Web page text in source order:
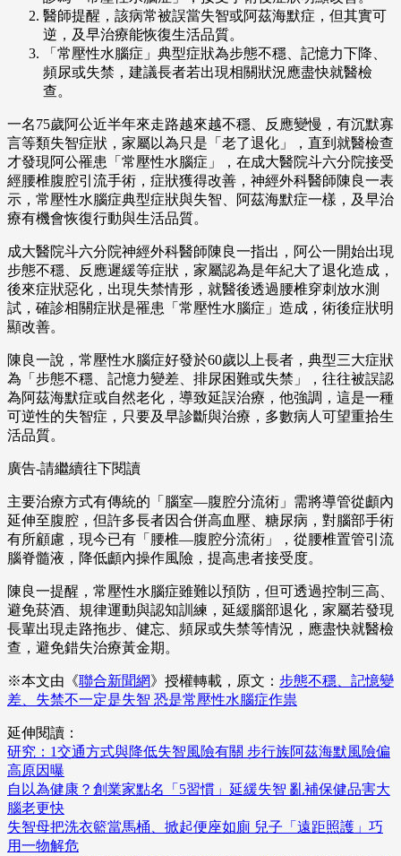
醫師提醒，該病常被誤當失智或阿茲海默症，但其實可
逆，及早治療能恢復生活品質。
「常壓性水腦症」典型症狀為步態不穩、記憶力下降、
頻尿或失禁，建議長者若出現相關狀況應盡快就醫檢
查。
一名75歲阿公近半年來走路越來越不穩、反應變慢，有沉默寡
言等類失智症狀，家屬以為只是「老了退化」，直到就醫檢查
才發現阿公罹患「常壓性水腦症」，在成大醫院斗六分院接受
經腰椎腹腔引流手術，症狀獲得改善，神經外科醫師陳良一表
示，常壓性水腦症典型症狀與失智、阿茲海默症一樣，及早治
療有機會恢復行動與生活品質。
成大醫院斗六分院神經外科醫師陳良一指出，阿公一開始出現
步態不穩、反應遲緩等症狀，家屬認為是年紀大了退化造成，
後來症狀惡化，出現失禁情形，就醫後透過腰椎穿刺放水測
試，確診相關症狀是罹患「常壓性水腦症」造成，術後症狀明
顯改善。
陳良一說，常壓性水腦症好發於60歲以上長者，典型三大症狀
為「步態不穩、記憶力變差、排尿困難或失禁」，往往被誤認
為阿茲海默症或自然老化，導致延誤治療，他強調，這是一種
可逆性的失智症，只要及早診斷與治療，多數病人可望重拾生
活品質。
廣告-請繼續往下閱讀
主要治療方式有傳統的「腦室—腹腔分流術」需將導管從顱內
延伸至腹腔，但許多長者因合併高血壓、糖尿病，對腦部手術
有所顧慮，現今已有「腰椎—腹腔分流術」，從腰椎置管引流
腦脊髓液，降低顱內操作風險，提高患者接受度。
陳良一提醒，常壓性水腦症雖難以預防，但可透過控制三高、
避免菸酒、規律運動與認知訓練，延緩腦部退化，家屬若發現
長輩出現走路拖步、健忘、頻尿或失禁等情況，應盡快就醫檢
查，避免錯失治療黃金期。
※本文由《聯合新聞網》授權轉載，原文： 步態不穩、記憶變
差、失禁不一定是失智 恐是常壓性水腦症作祟
延伸閱讀：
研究：1交通方式與降低失智風險有關 步行族阿茲海默風險偏
高原因曝
自以為健康？創業家點名「5習慣」延緩失智 亂補保健品害大
腦老更快
失智母把洗衣籃當馬桶、掀起便座如廁 兒子「遠距照護」巧
用一物解危